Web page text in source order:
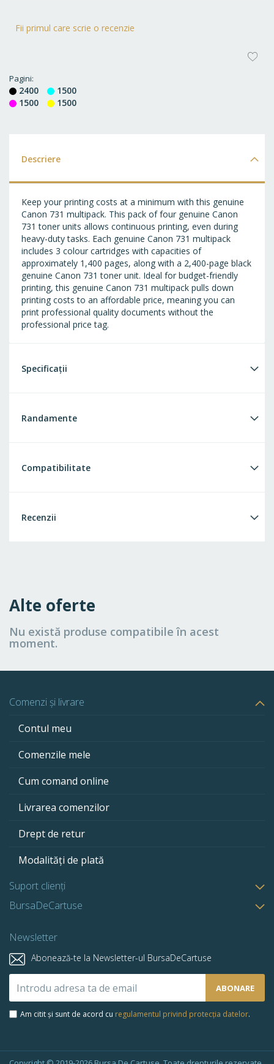
Fii primul care scrie o recenzie
Pagini
2400
1500
1500
1500
Descriere
Keep your printing costs at a minimum with this genuine
Canon 731 multipack. This pack of four genuine Canon
731 toner units allows continuous printing, even during
heavy-duty tasks. Each genuine Canon 731 multipack
includes 3 colour cartridges with capacities of
approximately 1,400 pages, along with a 2,400-page black
genuine Canon 731 toner unit. Ideal for budget-friendly
printing, this genuine Canon 731 multipack pulls down
printing costs to an affordable price, meaning you can
print professional quality documents without the
professional price tag.
Specificații
Randamente
Compatibilitate
Recenzii
Alte oferte
Nu există produse compatibile în acest
moment.
Comenzi și livrare
Contul meu
Comenzile mele
Cum comand online
Livrarea comenzilor
Drept de retur
Modalități de plată
Suport clienți
BursaDeCartuse
Newsletter
Abonează-te la Newsletter-ul BursaDeCartuse
la
newsletter-
ABONARE
Am citit și sunt de acord cu regulamentul privind protecția datelor.